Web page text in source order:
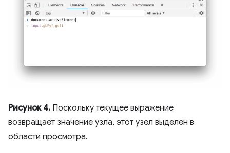
Рисунок 4. Поскольку текущее выражение
возвращает значение узла, этот узел выделен в
области просмотра.